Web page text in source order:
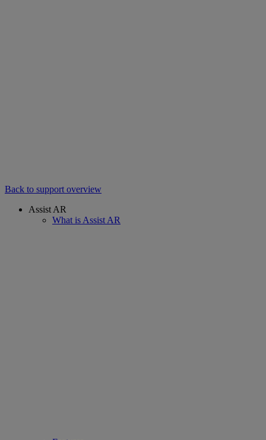
Back to support overview
Assist AR
What is Assist AR